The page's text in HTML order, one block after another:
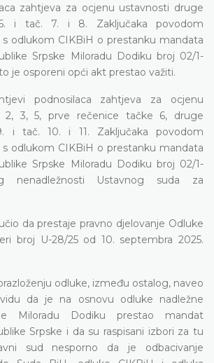
zahtjeva za ocjenu ustavnosti druge
i tač. 7. i 8. Zaključaka povodom
odlukom CIKBiH o prestanku mandata
Srpske Miloradu Dodiku broj 02/1-
je osporeni opći akt prestao važiti.
podnosilaca zahtjeva za ocjenu
2, 3, 5, prve rečenice tačke 6, druge
i tač. 10. i 11. Zaključaka povodom
odlukom CIKBiH o prestanku mandata
Srpske Miloradu Dodiku broj 02/1-
nenadležnosti Ustavnog suda za
da prestaje pravno djelovanje Odluke
broj U-28/25 od 10. septembra 2025.
odluke, između ostalog, naveo
da je na osnovu odluke nadležne
Miloradu Dodiku prestao mandat
Srpske i da su raspisani izbori za tu
sud nesporno da je odbacivanje